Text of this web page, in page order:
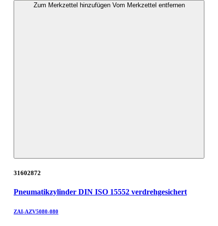
Zum Merkzettel hinzufügen Vom Merkzettel entfernen
31602872
Pneumatikzylinder DIN ISO 15552 verdrehgesichert
ZAI-AZV5080-080